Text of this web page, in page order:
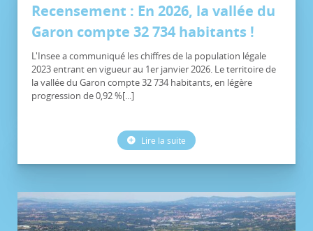
Recensement : En 2026, la vallée du
Garon compte 32 734 habitants !
L'Insee a communiqué les chiffres de la population légale
2023 entrant en vigueur au 1er janvier 2026. Le territoire de
la vallée du Garon compte 32 734 habitants, en légère
progression de 0,92 %[...]
Lire la suite